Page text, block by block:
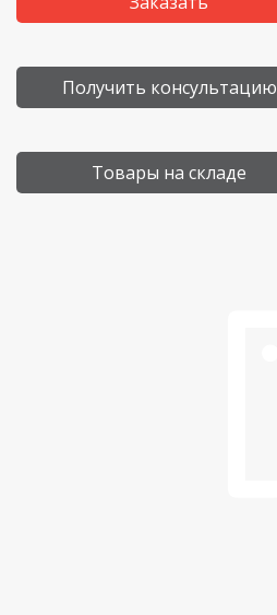
Получить консультацию
Товары на складе